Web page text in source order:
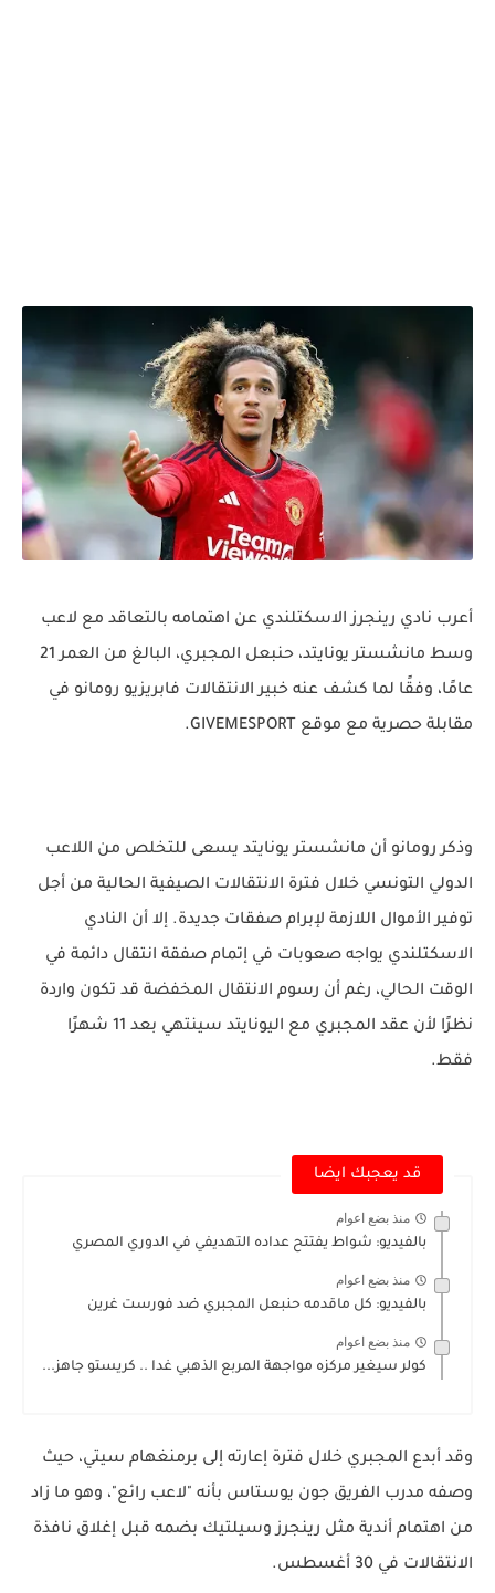
أعرب نادي رينجرز الاسكتلندي عن اهتمامه بالتعاقد مع لاعب
وسط مانشستر يونايتد، حنبعل المجبري، البالغ من العمر 21
عامًا، وفقًا لما كشف عنه خبير الانتقالات فابريزيو رومانو في
مقابلة حصرية مع موقع GIVEMESPORT.
وذكر رومانو أن مانشستر يونايتد يسعى للتخلص من اللاعب
الدولي التونسي خلال فترة الانتقالات الصيفية الحالية من أجل
توفير الأموال اللازمة لإبرام صفقات جديدة. إلا أن النادي
الاسكتلندي يواجه صعوبات في إتمام صفقة انتقال دائمة في
الوقت الحالي، رغم أن رسوم الانتقال المخفضة قد تكون واردة
نظرًا لأن عقد المجبري مع اليونايتد سينتهي بعد 11 شهرًا
فقط.
قد يعجبك ايضا
منذ بضع اعوام
بالفيديو: شواط يفتتح عداده التهديفي في الدوري المصري
منذ بضع اعوام
بالفيديو: كل ماقدمه حنبعل المجبري ضد فورست غرين
منذ بضع اعوام
كولر سيغير مركزه مواجهة المربع الذهبي غدا .. كريستو جاهز...
وقد أبدع المجبري خلال فترة إعارته إلى برمنغهام سيتي، حيث
وصفه مدرب الفريق جون يوستاس بأنه "لاعب رائع"، وهو ما زاد
من اهتمام أندية مثل رينجرز وسيلتيك بضمه قبل إغلاق نافذة
الانتقالات في 30 أغسطس.